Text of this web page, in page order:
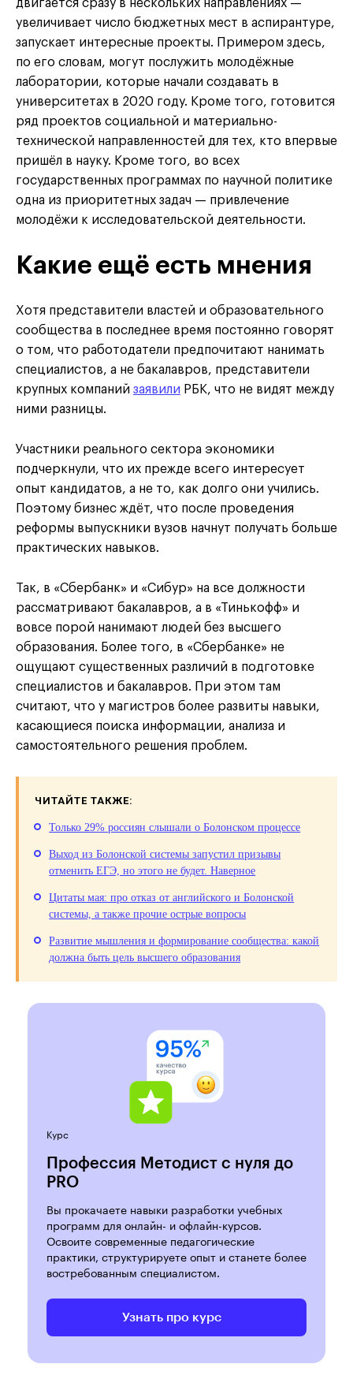
двигается сразу в нескольких направлениях —
увеличивает число бюджетных мест в аспирантуре,
запускает интересные проекты. Примером здесь,
по его словам, могут послужить молодёжные
лаборатории, которые начали создавать в
университетах в 2020 году. Кроме того, готовится
ряд проектов социальной и материально-
технической направленностей для тех, кто впервые
пришёл в науку. Кроме того, во всех
государственных программах по научной политике
одна из приоритетных задач — привлечение
молодёжи к исследовательской деятельности.
Какие ещё есть мнения
Хотя представители властей и образовательного
сообщества в последнее время постоянно говорят
о том, что работодатели предпочитают нанимать
специалистов, а не бакалавров, представители
крупных компаний заявили РБК, что не видят между
ними разницы.
Участники реального сектора экономики
подчеркнули, что их прежде всего интересует
опыт кандидатов, а не то, как долго они учились.
Поэтому бизнес ждёт, что после проведения
реформы выпускники вузов начнут получать больше
практических навыков.
Так, в «Сбербанк» и «Сибур» на все должности
рассматривают бакалавров, а в «Тинькофф» и
вовсе порой нанимают людей без высшего
образования. Более того, в «Сбербанке» не
ощущают существенных различий в подготовке
специалистов и бакалавров. При этом там
считают, что у магистров более развиты навыки,
касающиеся поиска информации, анализа и
самостоятельного решения проблем.
ЧИТАЙТЕ ТАКЖЕ:
Только 29% россиян слышали о Болонском процессе
Выход из Болонской системы запустил призывы
отменить ЕГЭ, но этого не будет. Наверное
Цитаты мая: про отказ от английского и Болонской
системы, а также прочие острые вопросы
Развитие мышления и формирование сообщества: какой
должна быть цель высшего образования
Курс
Профессия Методист с нуля до
PRO
Вы прокачаете навыки разработки учебных
программ для онлайн- и офлайн-курсов.
Освоите современные педагогические
практики, структурируете опыт и станете более
востребованным специалистом.
Узнать про курс